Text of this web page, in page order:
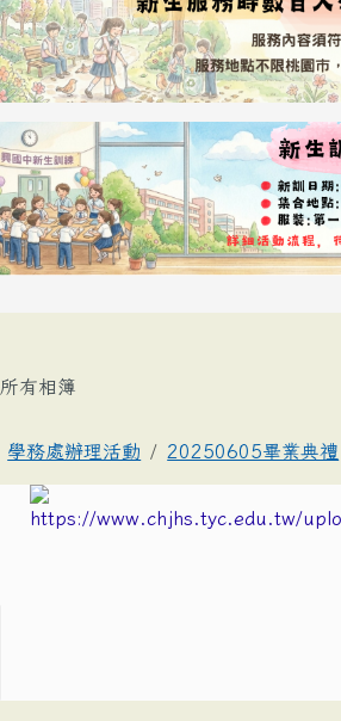
所有相簿
學務處辦理活動 20250605畢業典禮